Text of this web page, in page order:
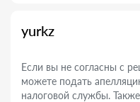
yurkz
Если вы не согласны с
можете подать
налоговой службы.